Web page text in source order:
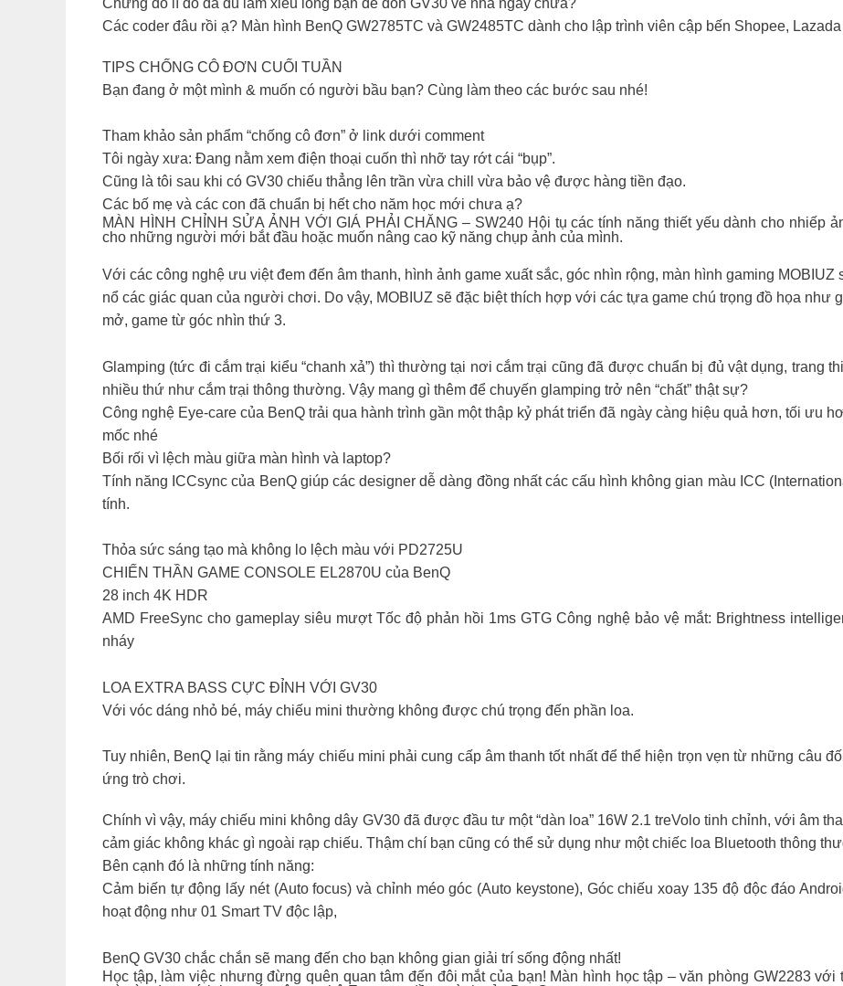
Các coder đâu rồi ạ? Màn hình BenQ GW2785TC và GW2485TC dành cho lập trình viên cập bến Shopee,
TIPS CHỐNG CÔ ĐƠN CUỐI TUẦN
Bạn đang ở một mình & muốn có người bầu bạn? Cùng làm theo các bước sau nhé!
Tham khảo sản phẩm “chống cô đơn” ở link dưới comment
Tôi ngày xưa: Đang nằm xem điện thoại cuốn thì nhỡ tay rớt cái “bụp”.
Cũng là tôi sau khi có GV30 chiếu thẳng lên trần vừa chill vừa bảo vệ được hàng tiền đạo.
Các bố mẹ và các con đã chuẩn bị hết cho năm học mới chưa ạ?
MÀN HÌNH CHỈNH SỬA ẢNH VỚI GIÁ PHẢI CHĂNG – SW240 Hội tụ các tính năng thiết yếu dành cho nhiếp
cho những người mới bắt đầu hoặc muốn nâng cao kỹ năng chụp ảnh của mình.
Với các công nghệ ưu việt đem đến âm thanh, hình ảnh game xuất sắc, góc nhìn rộng, màn hình gaming MOBIUZ
nổ các giác quan của người chơi. Do vậy, MOBIUZ sẽ đặc biệt thích hợp với các tựa game chú trọng đồ họa như
mở, game từ góc nhìn thứ 3.
Glamping (tức đi cắm trại kiểu “chanh xả”) thì thường tại nơi cắm trại cũng đã được chuẩn bị đủ vật dụng, trang
nhiều thứ như cắm trại thông thường. Vậy mang gì thêm để chuyến glamping trở nên “chất” thật sự?
Công nghệ Eye-care của BenQ trải qua hành trình gần một thập kỷ phát triển đã ngày càng hiệu quả hơn, tối ưu
mốc nhé
Bối rối vì lệch màu giữa màn hình và laptop?
Tính năng ICCsync của BenQ giúp các designer dễ dàng đồng nhất các cấu hình không gian màu ICC
tính.
Thỏa sức sáng tạo mà không lo lệch màu với PD2725U
CHIẾN THẦN GAME CONSOLE EL2870U của BenQ
28 inch 4K HDR
AMD FreeSync cho gameplay siêu mượt Tốc độ phản hồi 1ms GTG Công nghệ bảo vệ mắt: Brightness
nháy
LOA EXTRA BASS CỰC ĐỈNH VỚI GV30
Với vóc dáng nhỏ bé, máy chiếu mini thường không được chú trọng đến phần loa.
Tuy nhiên, BenQ lại tin rằng máy chiếu mini phải cung cấp âm thanh tốt nhất để thể hiện trọn vẹn từ những câu
ứng trò chơi.
Chính vì vậy, máy chiếu mini không dây GV30 đã được đầu tư một “dàn loa” 16W 2.1 treVolo tinh chỉnh, với âm
cảm giác không khác gì ngoài rạp chiếu. Thậm chí bạn cũng có thể sử dụng như một chiếc loa Bluetooth thông
Bên cạnh đó là những tính năng:
Cảm biến tự động lấy nét (Auto focus) và chỉnh méo góc (Auto keystone), Góc chiếu xoay 135 độ độc đáo
hoạt động như 01 Smart TV độc lập,
BenQ GV30 chắc chắn sẽ mang đến cho bạn không gian giải trí sống động nhất!
Học tập, làm việc nhưng đừng quên quan tâm đến đôi mắt của bạn! Màn hình học tập – văn phòng GW2283